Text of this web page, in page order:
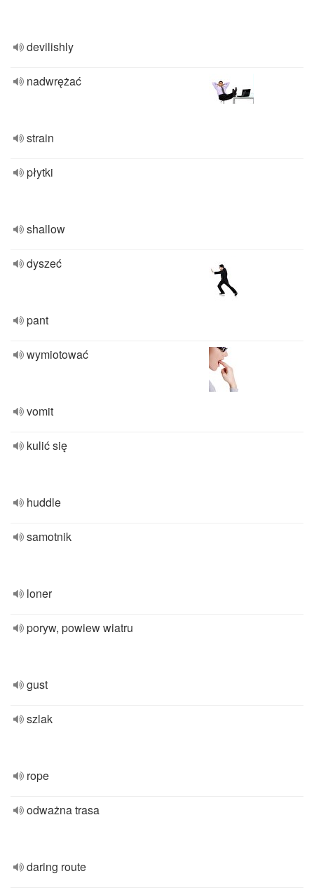
devilishly
nadwrężać
strain
płytki
shallow
dyszeć
pant
wymiotować
vomit
kulić się
huddle
samotnik
loner
poryw, powiew wiatru
gust
szlak
rope
odważna trasa
daring route